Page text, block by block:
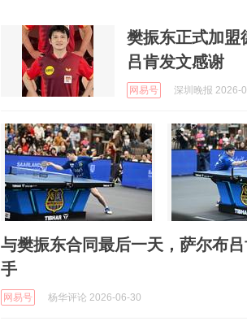
樊振东正式加盟
吕肯发文感谢
网易号 深圳晚报 2026-
与樊振东合同最后一天，萨尔布
手
网易号 杨华评论 2026-06-30